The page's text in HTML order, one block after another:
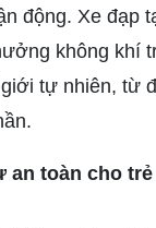
động. Xe đạp
không khí
tự nhiên, từ
an toàn cho trẻ